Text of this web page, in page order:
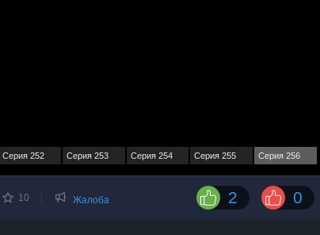
Серия 252 Серия 253 Серия 254 Серия 255 Серия 256
10 Жалоба 2 0